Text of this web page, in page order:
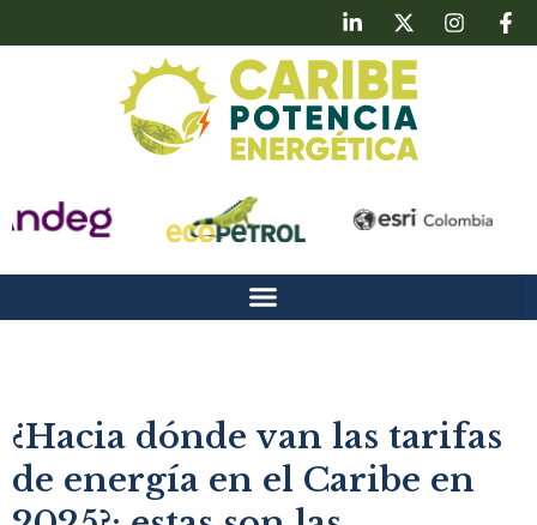
¿Hacia dónde van las tarifas
de energía en el Caribe en